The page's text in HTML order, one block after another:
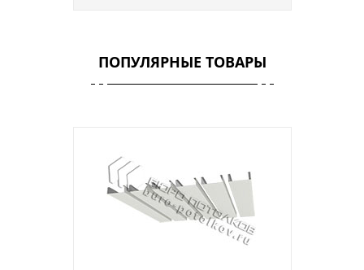
ПОПУЛЯРНЫЕ ТОВАРЫ